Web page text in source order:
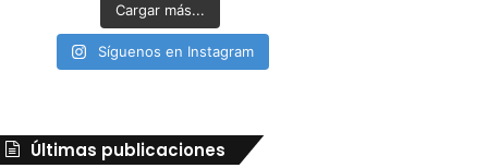
Cargar más...
Síguenos en Instagram
Últimas publicaciones